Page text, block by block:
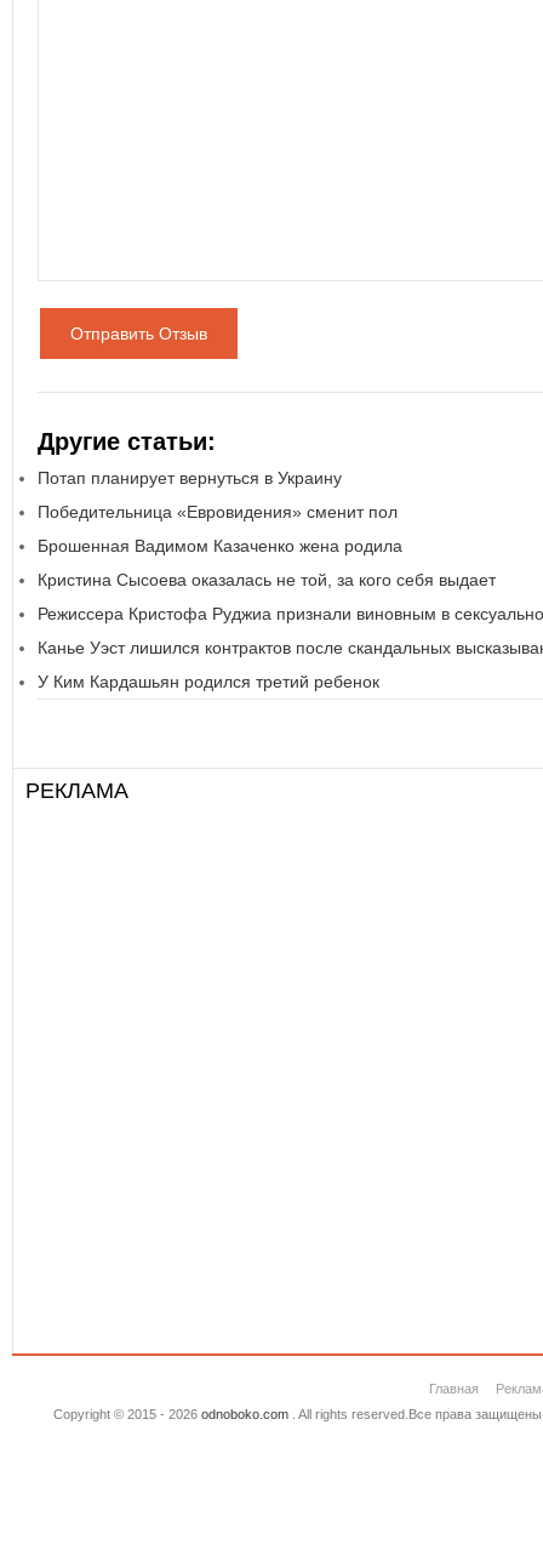
Отправить Отзыв
Другие статьи:
Потап планирует вернуться в Украину
Победительница «Евровидения» сменит пол
Брошенная Вадимом Казаченко жена родила
Кристина Сысоева оказалась не той, за кого себя выдает
Режиссера Кристофа Руджиа признали виновным в
Канье Уэст лишился контрактов после скандальных
У Ким Кардашьян родился третий ребенок
РЕКЛАМА
Главная
Copyright © 2015 - 2026 odnoboko.com. All rights reserved.Все права защищены.